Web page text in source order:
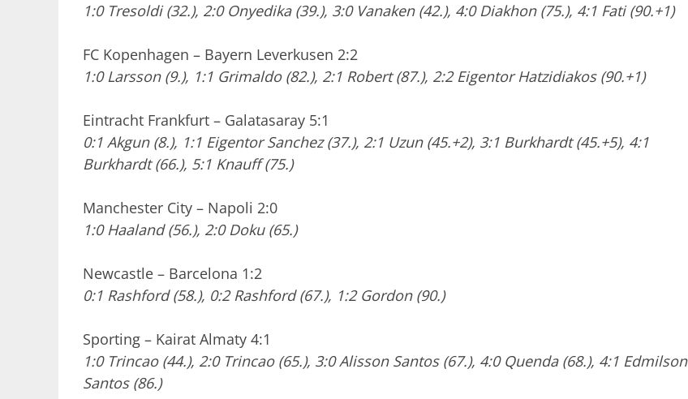
1:0 Tresoldi (32.), 2:0 Onyedika (39.), 3:0 Vanaken (42.), 4:0 Diakhon (75.), 4:1 Fati (90.+1)
FC Kopenhagen – Bayern Leverkusen 2:2
1:0 Larsson (9.), 1:1 Grimaldo (82.), 2:1 Robert (87.), 2:2 Eigentor Hatzidiakos (90.+1)
Eintracht Frankfurt – Galatasaray 5:1
0:1 Akgun (8.), 1:1 Eigentor Sanchez (37.), 2:1 Uzun (45.+2), 3:1 Burkhardt (45.+5), 4:1
Burkhardt (66.), 5:1 Knauff (75.)
Manchester City – Napoli 2:0
1:0 Haaland (56.), 2:0 Doku (65.)
Newcastle – Barcelona 1:2
0:1 Rashford (58.), 0:2 Rashford (67.), 1:2 Gordon (90.)
Sporting – Kairat Almaty 4:1
1:0 Trincao (44.), 2:0 Trincao (65.), 3:0 Alisson Santos (67.), 4:0 Quenda (68.), 4:1 Edmilson
Santos (86.)